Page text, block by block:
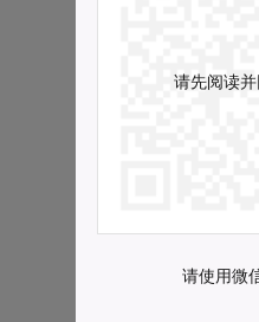
请先阅读
请使用微